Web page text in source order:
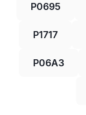
P0695
P1717
P06A3